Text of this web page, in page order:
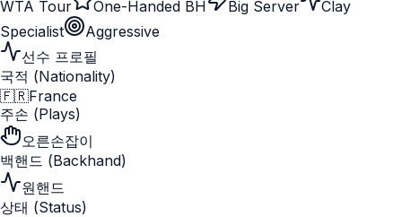
WTA Tour One-Handed BH Big Server
Clay
Specialist
Aggressive
선수 프로필
국적 (Nationality)
🇫🇷France
주손 (Plays)
오른손잡이
백핸드 (Backhand)
원핸드
상태 (Status)